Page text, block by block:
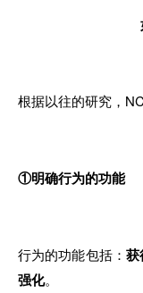
根据以往的研究，
①明确行为的功能
行为的功能包括： 获
强化。